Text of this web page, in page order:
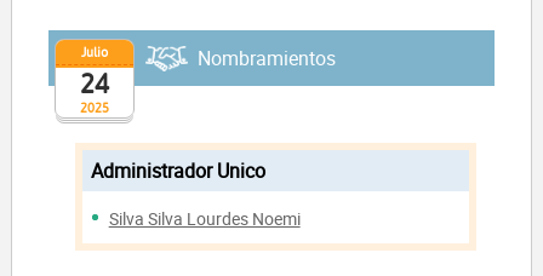
2025
Julio
24
Nombramientos
Administrador Unico
Silva Silva Lourdes Noemi